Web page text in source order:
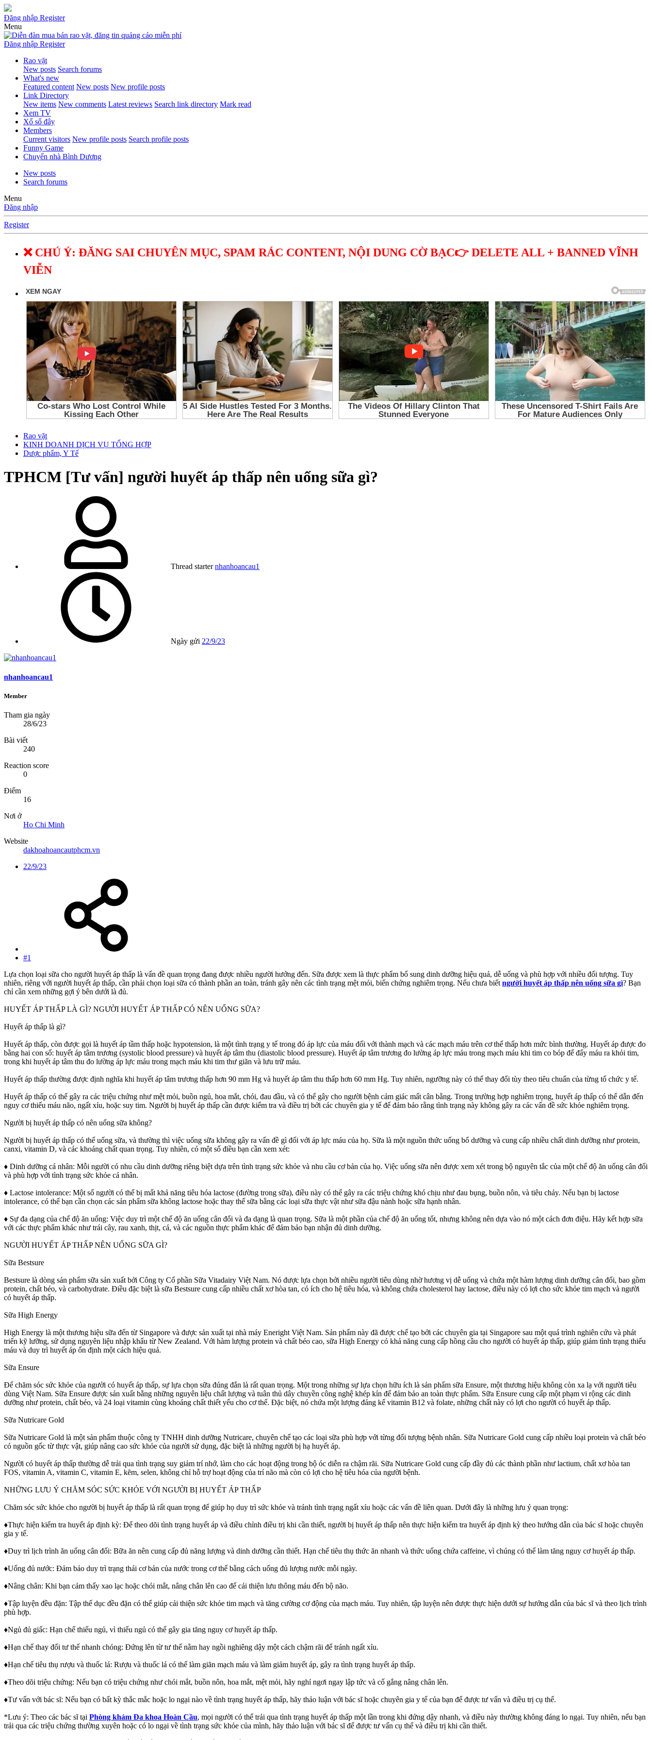
Đăng nhập Register
Menu
Đăng nhập Register
Rao vặt
New posts Search forums
What's new
Featured content New posts New profile posts
Link Directory
New items New comments Latest reviews Search link directory Mark read
Xem TV
Xổ số đây
Members
Current visitors New profile posts Search profile posts
Funny Game
Chuyển nhà Bình Dương
New posts
Search forums
Menu
Đăng nhập
Register
❌ CHÚ Ý: ĐĂNG SAI CHUYÊN MỤC, SPAM RÁC CONTENT, NỘI DUNG CỜ BẠC👉 DELETE ALL + BANNED VĨNH
VIỄN
Rao vặt
KINH DOANH DỊCH VỤ TỔNG HỢP
Dược phẩm, Y Tế
TPHCM [Tư vấn] người huyết áp thấp nên uống sữa gì?
Thread starter nhanhoancau1
Ngày gửi 22/9/23
nhanhoancau1
Member
Tham gia ngày
28/6/23
Bài viết
240
Reaction score
0
Điểm
16
Nơi ở
Ho Chi Minh
Website
dakhoahoancautphcm.vn
22/9/23
#1
Lựa chọn loại sữa cho người huyết áp thấp là vấn đề quan trọng đang được nhiều người hướng đến. Sữa được xem là thực phẩm bổ sung dinh dưỡng hiệu quả, dễ uống và phù hợp với nhiều đối tượng. Tuy
nhiên, riêng với người huyết áp thấp, cần phải chọn loại sữa có thành phần an toàn, tránh gây nên các tình trạng mệt mỏi, biến chứng nghiêm trọng. Nếu chưa biết người huyết áp thấp nên uống sữa gì? Bạn
chỉ cần xem những gợi ý bên dưới là đủ.
HUYẾT ÁP THẤP LÀ GÌ? NGƯỜI HUYẾT ÁP THẤP CÓ NÊN UỐNG SỮA?
Huyết áp thấp là gì?
Huyết áp thấp, còn được gọi là huyết áp tầm thấp hoặc hypotension, là một tình trạng y tế trong đó áp lực của máu đối với thành mạch và các mạch máu trên cơ thể thấp hơn mức bình thường. Huyết áp được đo
bằng hai con số: huyết áp tâm trương (systolic blood pressure) và huyết áp tâm thu (diastolic blood pressure). Huyết áp tâm trương đo lường áp lực máu trong mạch máu khi tim co bóp để đẩy máu ra khỏi tim,
trong khi huyết áp tâm thu đo lường áp lực máu trong mạch máu khi tim thư giãn và lưu trữ máu.
Huyết áp thấp thường được định nghĩa khi huyết áp tâm trương thấp hơn 90 mm Hg và huyết áp tâm thu thấp hơn 60 mm Hg. Tuy nhiên, ngưỡng này có thể thay đổi tùy theo tiêu chuẩn của từng tổ chức y tế.
Huyết áp thấp có thể gây ra các triệu chứng như mệt mỏi, buồn ngủ, hoa mắt, chói, đau đầu, và có thể gây cho người bệnh cảm giác mất cân bằng. Trong trường hợp nghiêm trọng, huyết áp thấp có thể dẫn đến
nguy cơ thiếu máu não, ngất xỉu, hoặc suy tim. Người bị huyết áp thấp cần được kiểm tra và điều trị bởi các chuyên gia y tế để đảm bảo rằng tình trạng này không gây ra các vấn đề sức khỏe nghiêm trọng.
Người bị huyết áp thấp có nên uống sữa không?
Người bị huyết áp thấp có thể uống sữa, và thường thì việc uống sữa không gây ra vấn đề gì đối với áp lực máu của họ. Sữa là một nguồn thức uống bổ dưỡng và cung cấp nhiều chất dinh dưỡng như protein,
canxi, vitamin D, và các khoáng chất quan trọng. Tuy nhiên, có một số điều bạn cần xem xét:
♦ Dinh dưỡng cá nhân: Mỗi người có nhu cầu dinh dưỡng riêng biệt dựa trên tình trạng sức khỏe và nhu cầu cơ bản của họ. Việc uống sữa nên được xem xét trong bộ nguyên tắc của một chế độ ăn uống cân đối
và phù hợp với tình trạng sức khỏe cá nhân.
♦ Lactose intolerance: Một số người có thể bị mất khả năng tiêu hóa lactose (đường trong sữa), điều này có thể gây ra các triệu chứng khó chịu như đau bụng, buồn nôn, và tiêu chảy. Nếu bạn bị lactose
intolerance, có thể bạn cần chọn các sản phẩm sữa không lactose hoặc thay thế sữa bằng các loại sữa thực vật như sữa đậu nành hoặc sữa hạnh nhân.
♦ Sự đa dạng của chế độ ăn uống: Việc duy trì một chế độ ăn uống cân đối và đa dạng là quan trọng. Sữa là một phần của chế độ ăn uống tốt, nhưng không nên dựa vào nó một cách đơn điệu. Hãy kết hợp sữa
với các thực phẩm khác như trái cây, rau xanh, thịt, cá, và các nguồn thực phẩm khác để đảm bảo bạn nhận đủ dinh dưỡng.
NGƯỜI HUYẾT ÁP THẤP NÊN UỐNG SỮA GÌ?
Sữa Bestsure
Bestsure là dòng sản phẩm sữa sản xuất bởi Công ty Cổ phần Sữa Vitadairy Việt Nam. Nó được lựa chọn bởi nhiều người tiêu dùng nhờ hương vị dễ uống và chứa một hàm lượng dinh dưỡng cân đối, bao gồm
protein, chất béo, và carbohydrate. Điều đặc biệt là sữa Bestsure cung cấp nhiều chất xơ hòa tan, có ích cho hệ tiêu hóa, và không chứa cholesterol hay lactose, điều này có lợi cho sức khỏe tim mạch và người
có huyết áp thấp.
Sữa High Energy
High Energy là một thương hiệu sữa đến từ Singapore và được sản xuất tại nhà máy Eneright Việt Nam. Sản phẩm này đã được chế tạo bởi các chuyên gia tại Singapore sau một quá trình nghiên cứu và phát
triển kỹ lưỡng, sử dụng nguyên liệu nhập khẩu từ New Zealand. Với hàm lượng protein và chất béo cao, sữa High Energy có khả năng cung cấp hồng cầu cho người có huyết áp thấp, giúp giảm tình trạng thiếu
máu và duy trì huyết áp ổn định một cách hiệu quả.
Sữa Ensure
Để chăm sóc sức khỏe của người có huyết áp thấp, sự lựa chọn sữa đúng đắn là rất quan trọng. Một trong những sự lựa chọn hữu ích là sản phẩm sữa Ensure, một thương hiệu không còn xa lạ với người tiêu
dùng Việt Nam. Sữa Ensure được sản xuất bằng những nguyên liệu chất lượng và tuân thủ dây chuyền công nghệ khép kín để đảm bảo an toàn thực phẩm. Sữa Ensure cung cấp một phạm vi rộng các dinh
dưỡng như protein, chất béo, và 24 loại vitamin cùng khoáng chất thiết yếu cho cơ thể. Đặc biệt, nó chứa một lượng đáng kể vitamin B12 và folate, những chất này có lợi cho người có huyết áp thấp.
Sữa Nutricare Gold
Sữa Nutricare Gold là một sản phẩm thuộc công ty TNHH dinh dưỡng Nutricare, chuyên chế tạo các loại sữa phù hợp với từng đối tượng bệnh nhân. Sữa Nutricare Gold cung cấp nhiều loại protein và chất béo
có nguồn gốc từ thực vật, giúp nâng cao sức khỏe của người sử dụng, đặc biệt là những người bị hạ huyết áp.
Người có huyết áp thấp thường dễ trải qua tình trạng suy giảm trí nhớ, làm cho các hoạt động trong bộ óc diễn ra chậm rãi. Sữa Nutricare Gold cung cấp đầy đủ các thành phần như lactium, chất xơ hòa tan
FOS, vitamin A, vitamin C, vitamin E, kẽm, selen, không chỉ hỗ trợ hoạt động của trí não mà còn có lợi cho hệ tiêu hóa của người bệnh.
NHỮNG LƯU Ý CHĂM SÓC SỨC KHỎE VỚI NGƯỜI BỊ HUYẾT ÁP THẤP
Chăm sóc sức khỏe cho người bị huyết áp thấp là rất quan trọng để giúp họ duy trì sức khỏe và tránh tình trạng ngất xỉu hoặc các vấn đề liên quan. Dưới đây là những lưu ý quan trọng:
♦Thực hiện kiểm tra huyết áp định kỳ: Để theo dõi tình trạng huyết áp và điều chỉnh điều trị khi cần thiết, người bị huyết áp thấp nên thực hiện kiểm tra huyết áp định kỳ theo hướng dẫn của bác sĩ hoặc chuyên
gia y tế.
♦Duy trì lịch trình ăn uống cân đối: Bữa ăn nên cung cấp đủ năng lượng và dinh dưỡng cần thiết. Hạn chế tiêu thụ thức ăn nhanh và thức uống chứa caffeine, vì chúng có thể làm tăng nguy cơ huyết áp thấp.
♦Uống đủ nước: Đảm bảo duy trì trạng thái cơ bản của nước trong cơ thể bằng cách uống đủ lượng nước mỗi ngày.
♦Nâng chân: Khi bạn cảm thấy xao lạc hoặc chói mắt, nâng chân lên cao để cải thiện lưu thông máu đến bộ não.
♦Tập luyện đều đặn: Tập thể dục đều đặn có thể giúp cải thiện sức khỏe tim mạch và tăng cường cơ động của mạch máu. Tuy nhiên, tập luyện nên được thực hiện dưới sự hướng dẫn của bác sĩ và theo lịch trình
phù hợp.
♦Ngủ đủ giấc: Hạn chế thiếu ngủ, vì thiếu ngủ có thể gây gia tăng nguy cơ huyết áp thấp.
♦Hạn chế thay đổi tư thế nhanh chóng: Đứng lên từ tư thế nằm hay ngồi nghiêng dậy một cách chậm rãi để tránh ngất xỉu.
♦Hạn chế tiêu thụ rượu và thuốc lá: Rượu và thuốc lá có thể làm giãn mạch máu và làm giảm huyết áp, gây ra tình trạng huyết áp thấp.
♦Theo dõi triệu chứng: Nếu bạn có triệu chứng như chói mắt, buồn nôn, hoa mắt, mệt mỏi, hãy nghỉ ngơi ngay lập tức và cố gắng nâng chân lên.
♦Tư vấn với bác sĩ: Nếu bạn có bất kỳ thắc mắc hoặc lo ngại nào về tình trạng huyết áp thấp, hãy thảo luận với bác sĩ hoặc chuyên gia y tế của bạn để được tư vấn và điều trị cụ thể.
*Lưu ý: Theo các bác sĩ tại Phòng khám Đa khoa Hoàn Cầu, mọi người có thể trải qua tình trạng huyết áp thấp một lần trong khi đứng dậy nhanh, và điều này thường không đáng lo ngại. Tuy nhiên, nếu bạn
trải qua các triệu chứng thường xuyên hoặc có lo ngại về tình trạng sức khỏe của mình, hãy thảo luận với bác sĩ để được tư vấn cụ thể và điều trị khi cần thiết.